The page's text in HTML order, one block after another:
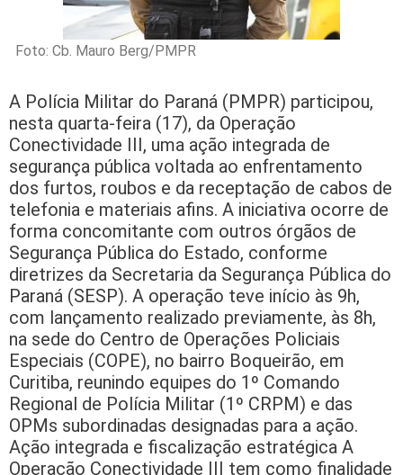
Foto: Cb. Mauro Berg/PMPR
A Polícia Militar do Paraná (PMPR) participou,
nesta quarta-feira (17), da Operação
Conectividade III, uma ação integrada de
segurança pública voltada ao enfrentamento
dos furtos, roubos e da receptação de cabos de
telefonia e materiais afins. A iniciativa ocorre de
forma concomitante com outros órgãos de
Segurança Pública do Estado, conforme
diretrizes da Secretaria da Segurança Pública do
Paraná (SESP). A operação teve início às 9h,
com lançamento realizado previamente, às 8h,
na sede do Centro de Operações Policiais
Especiais (COPE), no bairro Boqueirão, em
Curitiba, reunindo equipes do 1º Comando
Regional de Polícia Militar (1º CRPM) e das
OPMs subordinadas designadas para a ação.
Ação integrada e fiscalização estratégica A
Operação Conectividade III tem como finalidade